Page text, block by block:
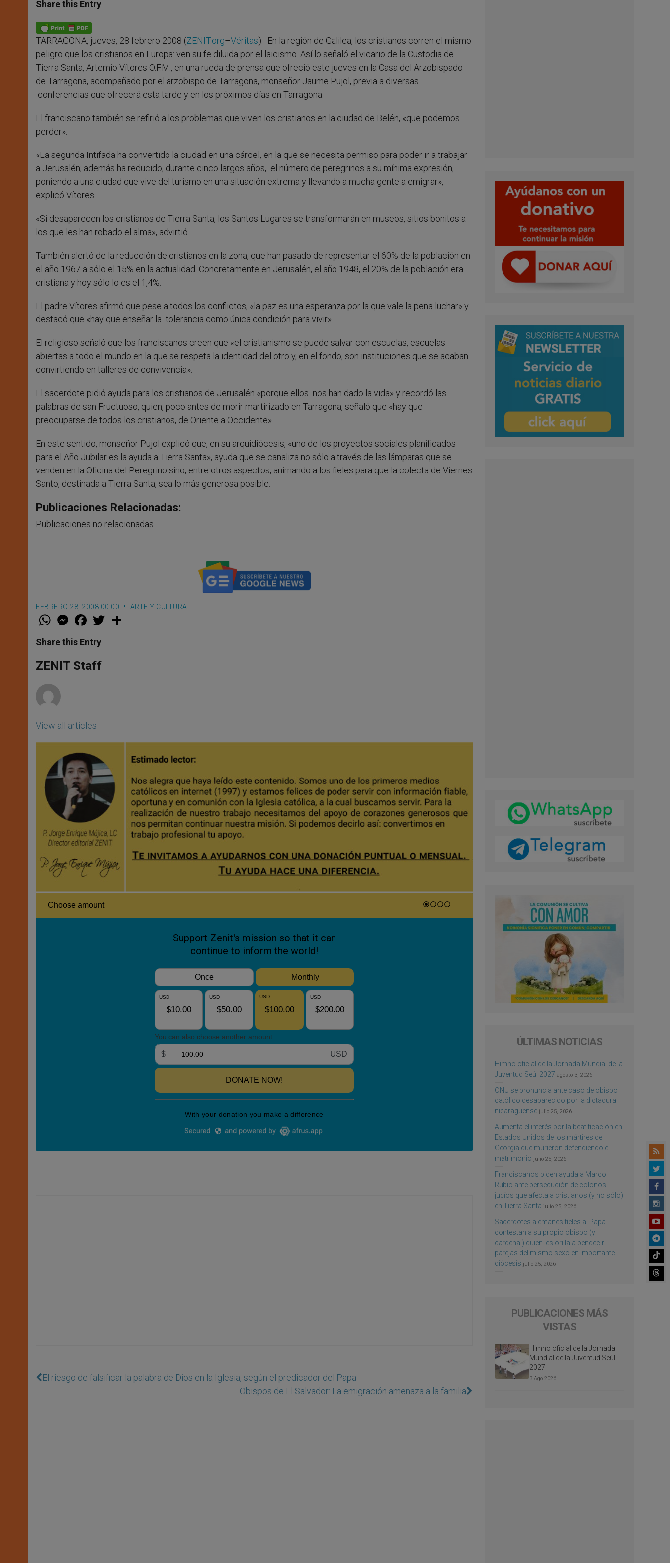
s
p
p
e
g
e
r
b
o
k
Share this Entry
TARRAGONA, jueves, 28 febrero 2008 (ZENIT.org–Véritas).- En la región de Galilea, los cristianos corren el mismo
peligro que los cristianos en Europa: ven su fe diluida por el laicismo. Así lo señaló el vicario de la Custodia de
Tierra Santa, Artemio Vítores O.F.M., en una rueda de prensa que ofreció este jueves en la Casa del Arzobispado
de Tarragona, acompañado por el arzobispo de Tarragona, monseñor Jaume Pujol, previa a diversas
conferencias que ofrecerá esta tarde y en los próximos días en Tarragona.
El franciscano también se refirió a los problemas que viven los cristianos en la ciudad de Belén, «que podemos
perder».
«La segunda Intifada ha convertido la ciudad en una cárcel, en la que se necesita permiso para poder ir a trabajar
a Jerusalén; además ha reducido, durante cinco largos años, el número de peregrinos a su mínima expresión,
poniendo a una ciudad que vive del turismo en una situación extrema y llevando a mucha gente a emigrar»,
explicó Vítores.
«Si desaparecen los cristianos de Tierra Santa, los Santos Lugares se transformarán en museos, sitios bonitos a
los que les han robado el alma», advirtió.
También alertó de la reducción de cristianos en la zona, que han pasado de representar el 60% de la población en
el año 1967 a sólo el 15% en la actualidad. Concretamente en Jerusalén, el año 1948, el 20% de la población era
cristiana y hoy sólo lo es el 1,4%.
El padre Vítores afirmó que pese a todos los conflictos, «la paz es una esperanza por la que vale la pena luchar» y
destacó que «hay que enseñar la tolerancia como única condición para vivir».
El religioso señaló que los franciscanos creen que «el cristianismo se puede salvar con escuelas, escuelas
abiertas a todo el mundo en la que se respeta la identidad del otro y, en el fondo, son instituciones que se acaban
convirtiendo en talleres de convivencia».
El sacerdote pidió ayuda para los cristianos de Jerusalén «porque ellos nos han dado la vida» y recordó las
palabras de san Fructuoso, quien, poco antes de morir martirizado en Tarragona, señaló que «hay que
preocuparse de todos los cristianos, de Oriente a Occidente».
En este sentido, monseñor Pujol explicó que, en su arquidiócesis, «uno de los proyectos sociales planificados
para el Año Jubilar es la ayuda a Tierra Santa», ayuda que se canaliza no sólo a través de las lámparas que se
venden en la Oficina del Peregrino sino, entre otros aspectos, animando a los fieles para que la colecta de Viernes
Santo, destinada a Tierra Santa, sea lo más generosa posible.
Publicaciones Relacionadas:
Publicaciones no relacionadas.
FEBRERO 28, 2008 00:00 ARTE Y CULTURA
W
t
s
p
p
M
e
s
e
g
e
F
a
e
b
o
k
w
Share this Entry
ZENIT Staff
View all articles
El riesgo de falsificar la palabra de Dios en la Iglesia, según el predicador del Papa
Obispos de El Salvador: La emigración amenaza a la familia
ÚLTIMAS NOTICIAS
Himno oficial de la Jornada Mundial de la
Juventud Seúl 2027 agosto 3, 2026
ONU se pronuncia ante caso de obispo
católico desaparecido por la dictadura
nicaragüense julio 25, 2026
Aumenta el interés por la beatificación en
Estados Unidos de los mártires de
Georgia que murieron defendiendo el
matrimonio julio 25, 2026
Franciscanos piden ayuda a Marco
Rubio ante persecución de colonos
judíos que afecta a cristianos (y no sólo)
en Tierra Santa julio 25, 2026
Sacerdotes alemanes fieles al Papa
contestan a su propio obispo (y
cardenal) quien les orilla a bendecir
parejas del mismo sexo en importante
diócesis julio 25, 2026
PUBLICACIONES MÁS
VISTAS
Himno oficial de la Jornada
Mundial de la Juventud Seúl
2027
3 Ago 2026